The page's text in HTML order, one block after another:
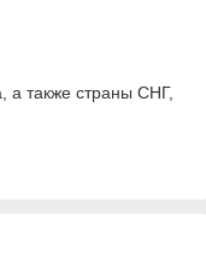
а также страны СНГ,